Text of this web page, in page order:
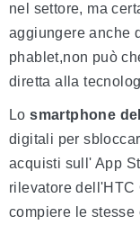
nel settore, ma
aggiungere anche
phablet,non può
diretta alla
Losmartphone
digitali per
acquisti sull' App
rilevatore dell'HTC
compiere le stesse